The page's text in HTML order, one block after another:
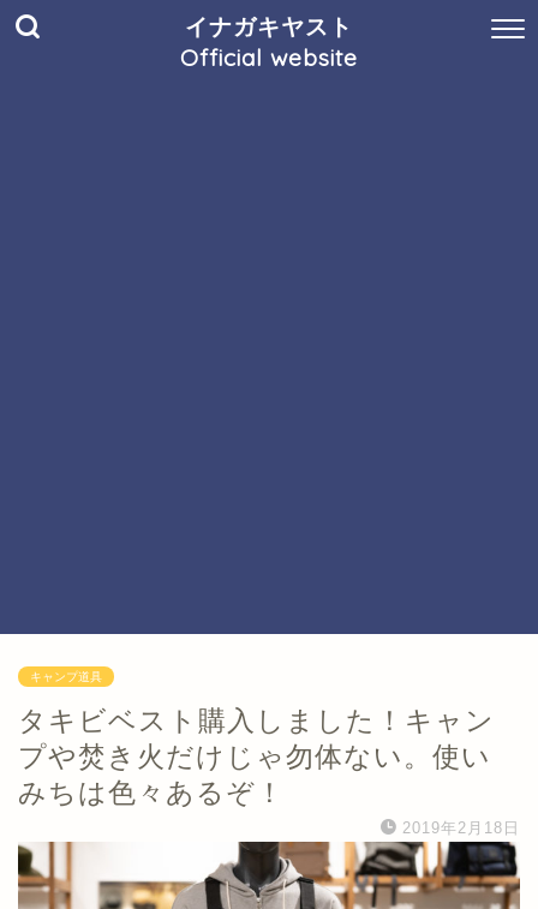
イナガキヤスト
Official website
キャンプ道具
タキビベスト購入しました！キャン
プや焚き火だけじゃ勿体ない。使い
みちは色々あるぞ！
2019年2月18日